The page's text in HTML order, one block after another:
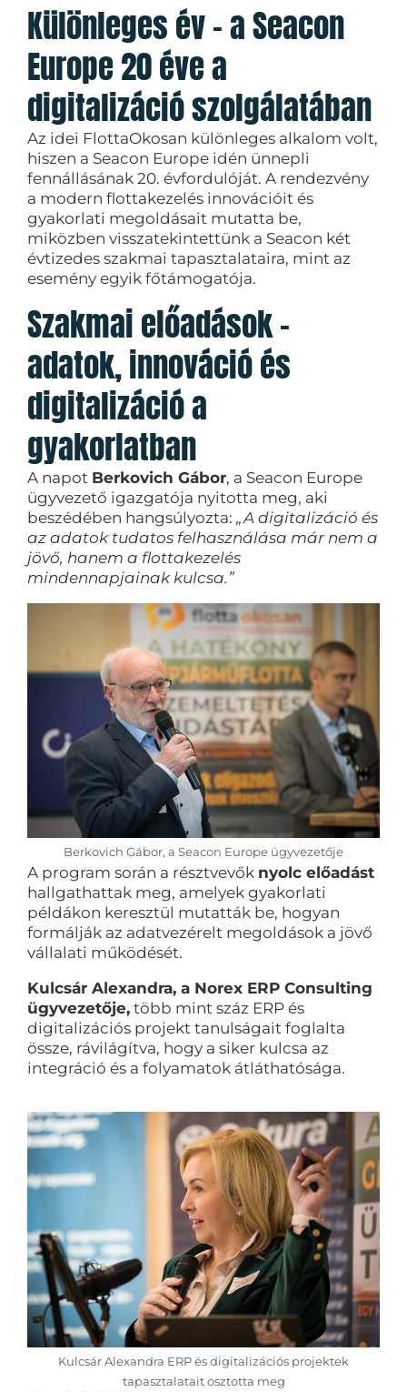
Különleges év – a Seacon
Europe 20 éve a
digitalizáció szolgálatában
Az idei FlottaOkosan különleges alkalom volt,
hiszen a Seacon Europe idén ünnepli
fennállásának 20. évfordulóját. A rendezvény
a modern flottakezelés innovációit és
gyakorlati megoldásait mutatta be,
miközben visszatekintettünk a Seacon két
évtizedes szakmai tapasztalataira, mint az
esemény egyik főtámogatója.
Szakmai előadások –
adatok, innováció és
digitalizáció a
gyakorlatban
A napot Berkovich Gábor, a Seacon Europe
ügyvezető igazgatója nyitotta meg, aki
beszédében hangsúlyozta: „A digitalizáció és
az adatok tudatos felhasználása már nem a
jövő, hanem a flottakezelés
mindennapjainak kulcsa.”
Berkovich Gábor, a Seacon Europe ügyvezetője
A program során a résztvevők nyolc előadást
hallgathattak meg, amelyek gyakorlati
példákon keresztül mutatták be, hogyan
formálják az adatvezérelt megoldások a jövő
vállalati működését.
Kulcsár Alexandra, a Norex ERP Consulting
ügyvezetője, több mint száz ERP és
digitalizációs projekt tanulságait foglalta
össze, rávilágítva, hogy a siker kulcsa az
integráció és a folyamatok átláthatósága.
Kulcsár Alexandra ERP és digitalizációs projektek
tapasztalatait osztotta meg